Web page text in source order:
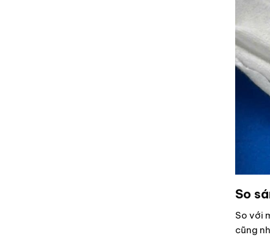
So
So với
cũng